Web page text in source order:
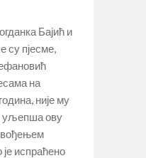
Бајић и
су пјесме,
на
није му
уљепша ову
испраћено